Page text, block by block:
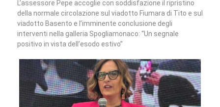
L’assessore Pepe accoglie con soddisfazione il ripristino
della normale circolazione sul viadotto Fiumara di Tito e sul
viadotto Basento e l’imminente conclusione degli
interventi nella galleria Spogliamonaco: “Un segnale
positivo in vista dell’esodo estivo”